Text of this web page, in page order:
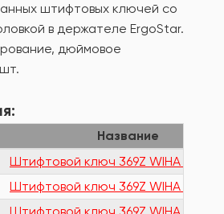
штифтовых ключей со
в держателе ErgoStar.
дюймовое
Название
Штифтовой ключ 369Z WIHA 29471
Штифтовой ключ 369Z WIHA 29472